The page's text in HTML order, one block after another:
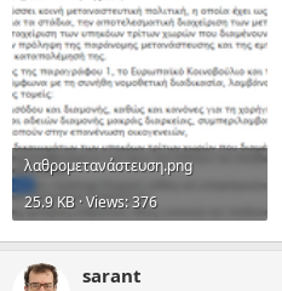
λαθρομετανάστευση.png
25.9 KB · Views: 376
sarant